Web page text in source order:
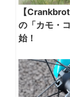
【
の「カモ・
始！